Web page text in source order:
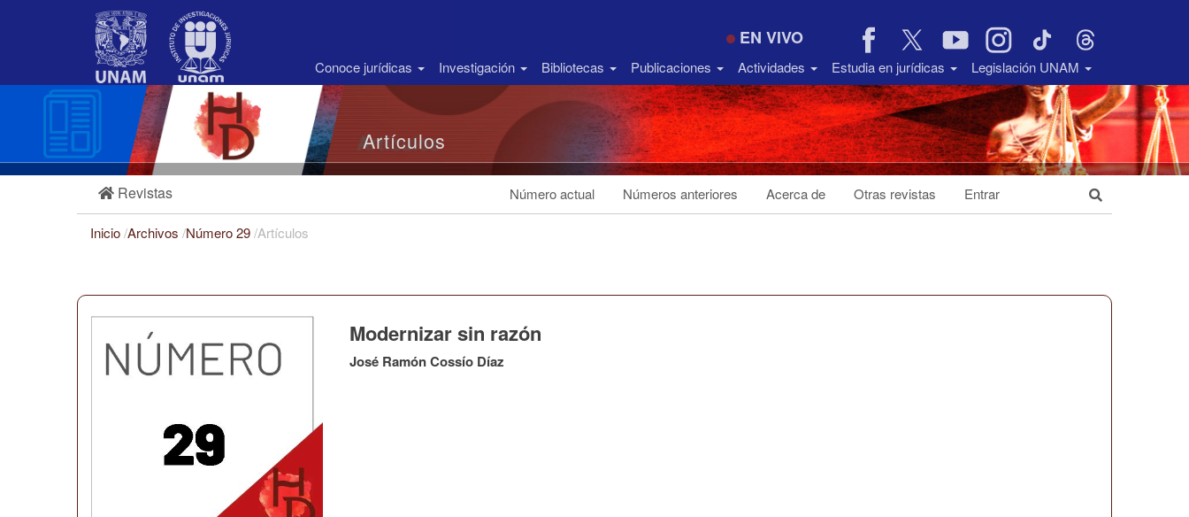
Barra
EN VIVO
Conoce jurídicas Investigación Bibliotecas Publicaciones Actividades Estudia en jurídicas Legislación UNAM
Artículos
Revistas Número actual Números anteriores Acerca de Otras revistas Entrar
Inicio/Archivos /Número 29/Artículos
Modernizar sin razón
José Ramón Cossío Díaz